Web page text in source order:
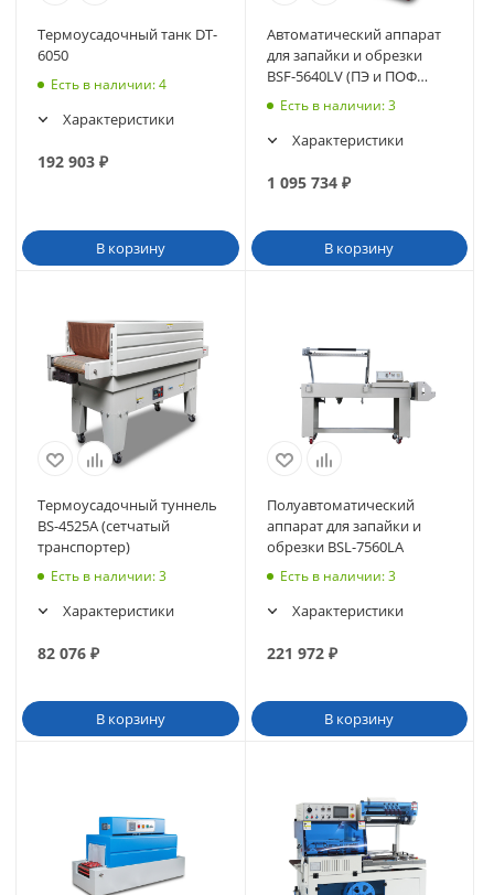
Термоусадочный танк DT-
6050
Есть в наличии: 4
Характеристики
192 903 ₽
В корзину
Автоматический аппарат
для запайки и обрезки
BSF-5640LV (ПЭ и ПОФ
Есть в наличии: 3
Характеристики
1 095 734₽
В корзину
Термоусадочный туннель
BS-4525A (сетчатый
транспортер)
Есть в наличии: 3
Характеристики
82 076 ₽
В корзину
Полуавтоматический
аппарат для запайки и
обрезки BSL-7560LA
Есть в наличии: 3
Характеристики
221 972₽
В корзину